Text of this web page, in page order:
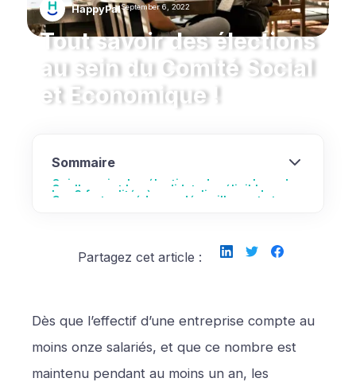
Tout savoir des élections
au sein du Comité Social
et Economique !
HappyPalSeptember 6, 2022
Dès que l’effectif d’une entreprise compte au
moins onze salariés, et que ce nombre est
maintenu pendant au moins un an, les
Sommaire
Qui organise les élections des membres du
CSE ?
Quelles sont les candidatures éligibles au
Les 3 formalités à accomplir en vue des
Comment procéder au dépouillement et
Partagez cet article :